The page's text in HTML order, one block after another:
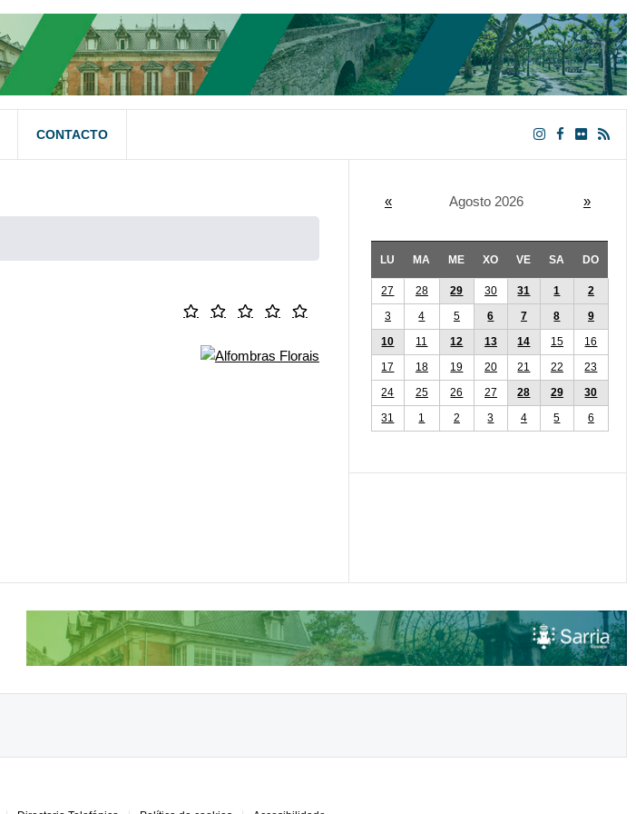
CONTACTO
« Agosto 2026 »
LU MA ME XO VE SA DO
27 28 29 30 31 1
2
3
4 5 6 7 8
9
10
11 12 13 14 15
16
17
18 19 20 21 22
23
24
25 26 27 28 29
30
31
1 2 3 4 5 6